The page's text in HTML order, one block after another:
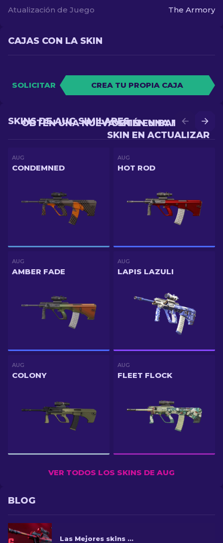
Atualización de Juego The Armory
CAJAS CON LA SKIN
SOLICITAR CREA TU PROPIA CAJA
OBTÉN UNA MEJOR
SKIN EN ACTUALIZAR
OBTÉN UNA NUEVA SKIN EN BATALLA
SKINS DE AUG SIMILARES
AUG
CONDEMNED
AUG
HOT ROD
AUG
AMBER FADE
AUG
LAPIS LAZULI
AUG
COLONY
AUG
FLEET FLOCK
VER TODOS LOS SKINS DE AUG
BLOG
Las Mejores skins AUG CS2 en todos los precios [2026]